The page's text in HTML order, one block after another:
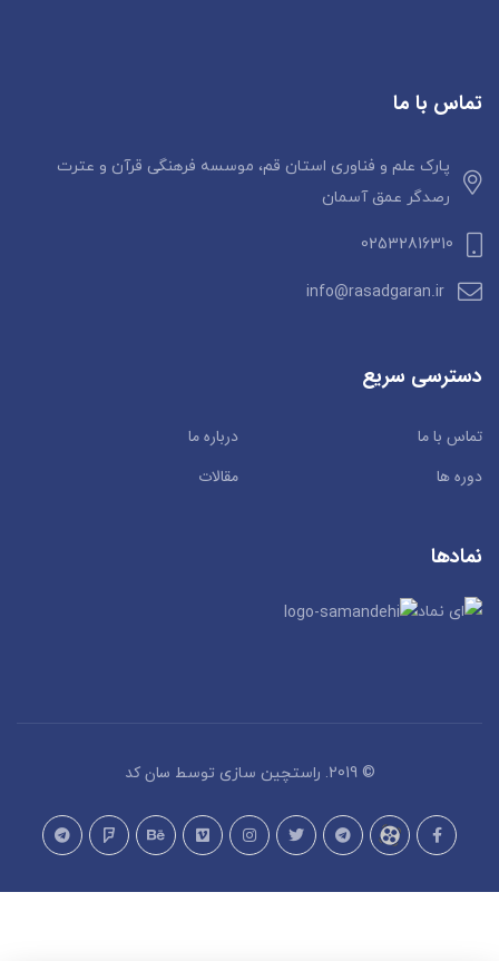
تماس با ما
پارک علم و فناوری استان قم، موسسه فرهنگی قرآن و عترت
رصدگر عمق آسمان
02532816310
info@rasadgaran.ir
دسترسی سریع
تماس با ما
درباره ما
دوره ها
مقالات
نمادها
© 2019. راستچین سازی توسط سان کد